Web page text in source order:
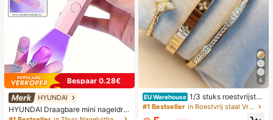
Bespaar 0.28€
HYUNDAI
HYUNDAI Draagbare mini nageldro
ger, oplaadbare handlamp UV/LED
6
EU Warehouse 1/3 stuks roestvrijstal
en 18K vergulde klaver kristal armb
and set, gedraaide 14K vergulde ko
#1 Bestseller in Roestvrij staal Vrouwen Sieraden Sets